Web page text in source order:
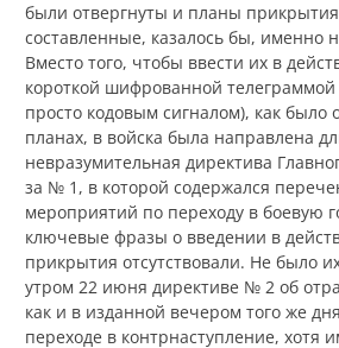
были отвергнуты и планы
составленные, казалось бы, именно
Вместо того, чтобы ввести их в
короткой шифрованной телеграммой
просто кодовым сигналом), как было
планах, в войска была направлена
невразумительная директива
за № 1, в которой содержался
мероприятий по переходу в боевую
ключевые фразы о введении в
прикрытия отсутствовали. Не было
утром 22 июня директиве № 2 об
как и в изданной вечером того же
переходе в контрнаступление, хотя